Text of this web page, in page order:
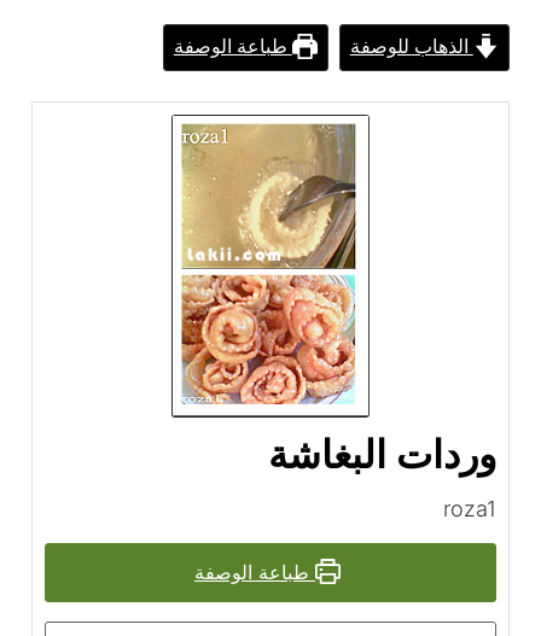
الذهاب للوصفة طباعة الوصفة
وردات البغاشة
roza1
طباعة الوصفة